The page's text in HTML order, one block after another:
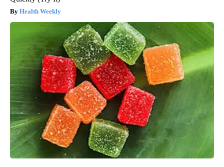
Health Weekly